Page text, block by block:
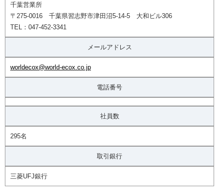
千葉営業所
〒275-0016 千葉県習志野市津田沼5-14-5 大和ビル306
TEL：047-452-3341
メールアドレス
worldecox@world-ecox.co.jp
電話番号
社員数
295名
取引銀行
三菱UFJ銀行